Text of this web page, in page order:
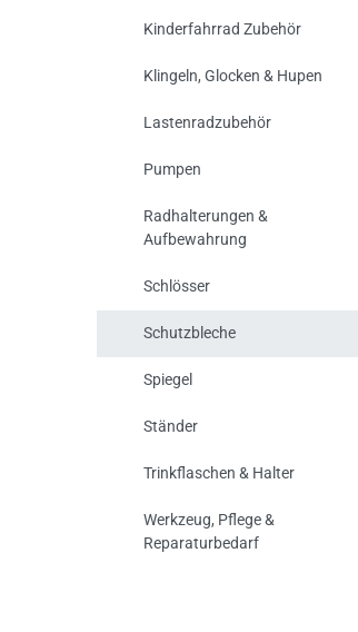
Kinderfahrrad Zubehör
Klingeln, Glocken & Hupen
Lastenradzubehör
Pumpen
Radhalterungen &
Aufbewahrung
Schlösser
Schutzbleche
Spiegel
Ständer
Trinkflaschen & Halter
Werkzeug, Pflege &
Reparaturbedarf